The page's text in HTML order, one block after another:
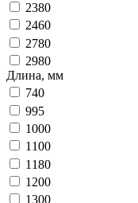
2380
2460
2780
2980
Длина, мм
740
995
1000
1100
1180
1200
1300